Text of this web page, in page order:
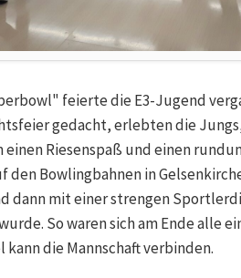
feierte die E3-Jugend
gedacht, erlebten die
einen Riesenspaß und einen
den Bowlingbahnen in
dann mit einer strengen
So waren sich am Ende alle
kann die Mannschaft verbinden.